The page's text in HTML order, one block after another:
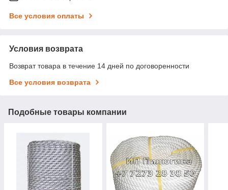
Все условия оплаты
Условия возврата
Возврат товара в течение 14 дней по договоренности
Все условия возврата
Подобные товары компании